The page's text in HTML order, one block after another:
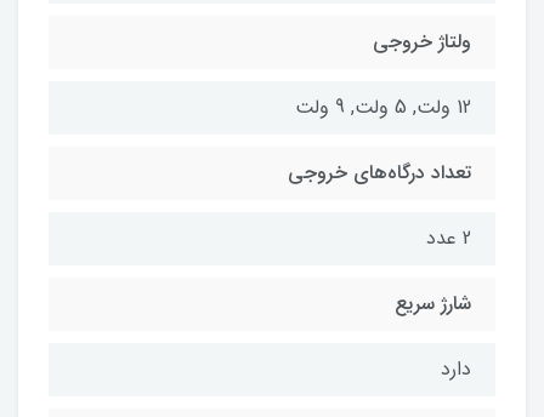
ولتاژ خروجی
12 ولت, 5 ولت, 9 ولت
تعداد درگاه‌های خروجی
2 عدد
شارژ سریع
دارد